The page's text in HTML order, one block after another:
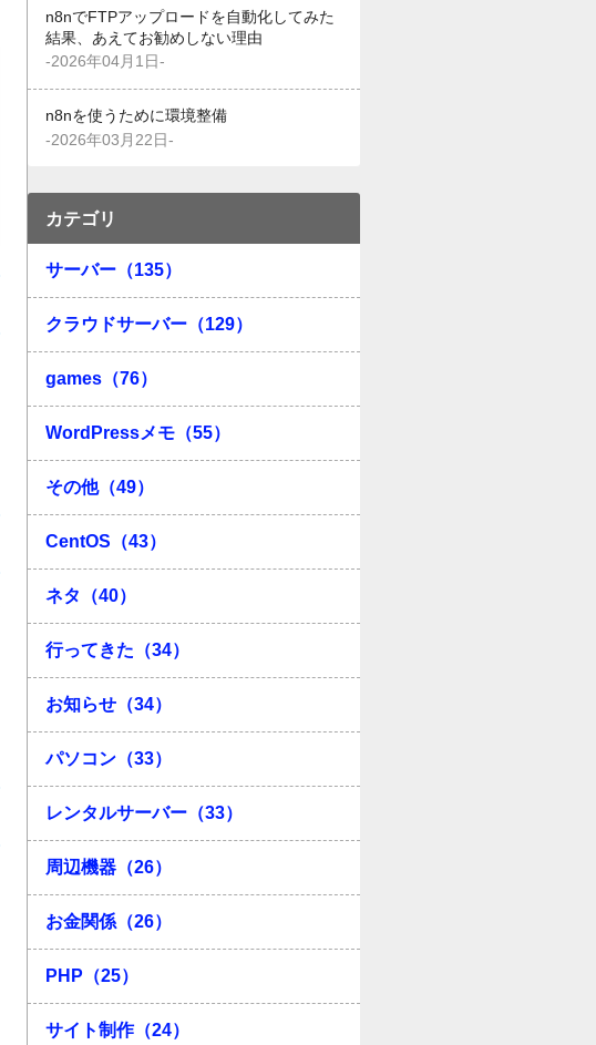
n8nでFTPアップロードを自動化してみた
結果、あえてお勧めしない理由
-2026年04月1日-
n8nを使うために環境整備
-2026年03月22日-
カテゴリ
サーバー（135）
クラウドサーバー（129）
games（76）
WordPressメモ（55）
その他（49）
CentOS（43）
ネタ（40）
行ってきた（34）
お知らせ（34）
パソコン（33）
レンタルサーバー（33）
周辺機器（26）
お金関係（26）
PHP（25）
サイト制作（24）